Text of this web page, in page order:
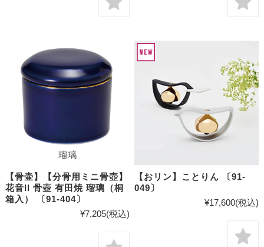
【骨壷】【分骨用ミニ骨壺】
花音II 骨壺 有田焼 瑠璃（桐
箱入） 〔91-404〕
¥7,205(税込)
【おリン】ことりん 〔91-
049〕
¥17,600(税込)